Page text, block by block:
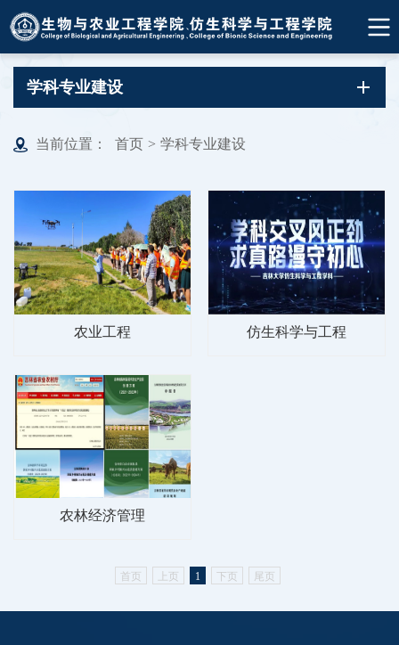
学科专业建设
当前位置： 首页 > 学科专业建设
农业工程 仿生科学与工程
农林经济管理
首页 上页 1 下页 尾页